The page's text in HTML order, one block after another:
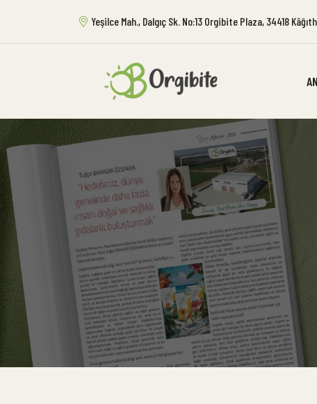
Yeşilce Mah., Dalgıç Sk. No:13 Orgibite Plaza, 34418